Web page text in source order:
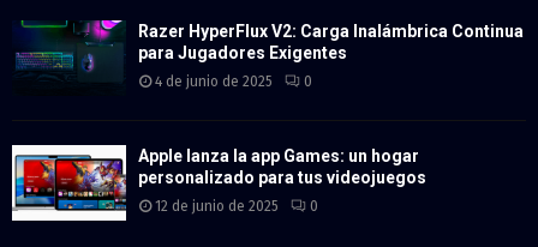
Razer HyperFlux V2: Carga Inalámbrica Continua
para Jugadores Exigentes
4 de junio de 2025 0
Apple lanza la app Games: un hogar
personalizado para tus videojuegos
12 de junio de 2025 0